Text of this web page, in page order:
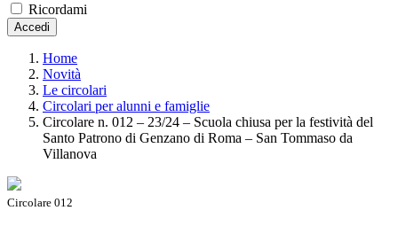
Ricordami
Accedi
Home
Novità
Le circolari
Circolari per alunni e famiglie
Circolare n. 012 – 23/24 – Scuola chiusa per la festività del
Santo Patrono di Genzano di Roma – San Tommaso da
Villanova
Circolare 012